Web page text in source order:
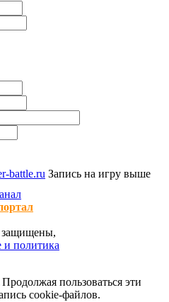
battle.ru Запись на игру выше
защищены,
и политика
пользоваться эти
cookie-файлов.